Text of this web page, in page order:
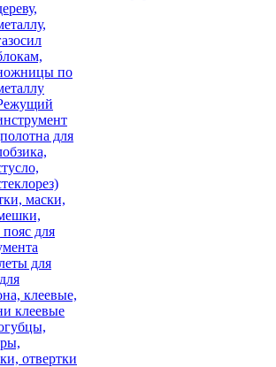
по
для
маски,
для
для
клеевые,
клеевые
отвертки